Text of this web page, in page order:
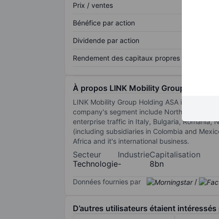
Prix / ventes
Bénéfice par action
Dividende par action
Rendement des capitaux propres
À propos LINK Mobility Group Holding
LINK Mobility Group Holding ASA is a
company's segment include Northern
enterprise traffic in Italy, Bulgaria, Romania,
(including subsidiaries in Colombia and
Africa and it's international business.
Secteur
Technologie
Industrie
-
Capitalisation
8bn
Données fournies par /
D’autres utilisateurs étaient intéressés